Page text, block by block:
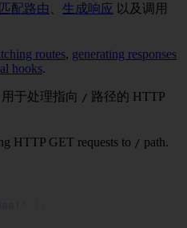
匹配路由 生成响应 以及调用
routes, generating responses
hooks.
于处理指向 / 路径的 HTTP
HTTP GET requests to / path.